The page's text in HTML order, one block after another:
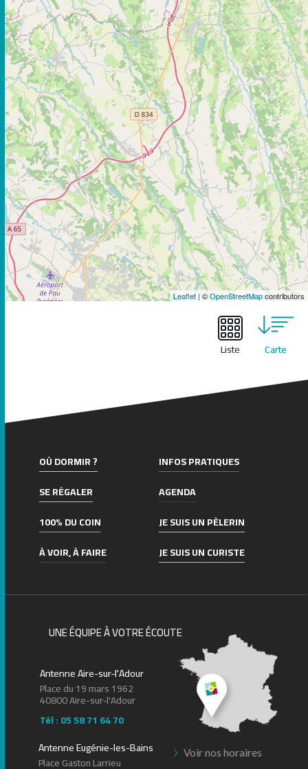
Leaflet | ©OpenStreetMapcontributors
Liste Carte
OÙ DORMIR ?
SE RÉGALER
100% DU COIN
À VOIR, À FAIRE
INFOS PRATIQUES
AGENDA
JE SUIS UN PÈLERIN
JE SUIS UN CURISTE
UNE ÉQUIPE À VOTRE ÉCOUTE
Antenne Aire-sur-l'Adour
Place du 19 mars 1962
40800 Aire-sur-l'Adour
Tél : 05 58 71 64 70
Voir nos horaires
Antenne Eugénie-les-Bains
Place Gaston Larrieu